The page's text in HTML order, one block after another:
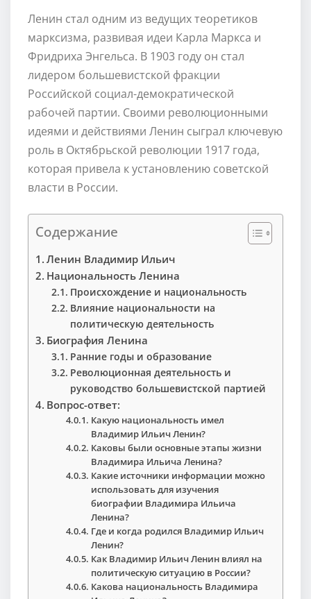
Ленин стал одним из ведущих теоретиков
марксизма, развивая идеи Карла Маркса и
Фридриха Энгельса. В 1903 году он стал
лидером большевистской фракции
Российской социал-демократической
рабочей партии. Своими революционными
идеями и действиями Ленин сыграл ключевую
роль в Октябрьской революции 1917 года,
которая привела к установлению советской
власти в России.
Содержание
Ленин Владимир Ильич
Национальность Ленина
Происхождение и национальность
Влияние национальности на
политическую деятельность
Биография Ленина
Ранние годы и образование
Революционная деятельность и
руководство большевистской партией
Вопрос-ответ:
Какую национальность имел
Владимир Ильич Ленин?
Каковы были основные этапы жизни
Владимира Ильича Ленина?
Какие источники информации можно
использовать для изучения
биографии Владимира Ильича
Ленина?
Где и когда родился Владимир Ильич
Ленин?
Как Владимир Ильич Ленин влиял на
политическую ситуацию в России?
Какова национальность Владимира